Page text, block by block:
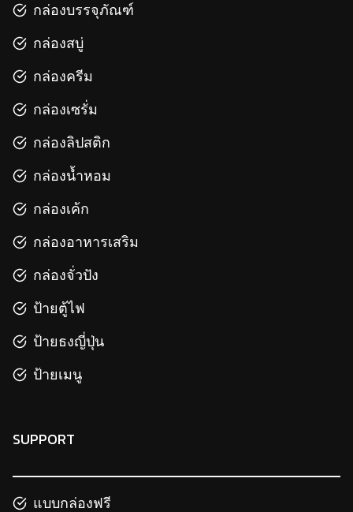
กล่องบรรจุภัณฑ์
กล่องสบู่
กล่องครีม
กล่องเซรั่ม
กล่องลิปสติก
กล่องน้ำหอม
กล่องเค้ก
กล่องอาหารเสริม
กล่องจั่วปัง
ป้ายตู้ไฟ
ป้ายธงญี่ปุ่น
ป้ายเมนู
SUPPORT
แบบกล่องฟรี